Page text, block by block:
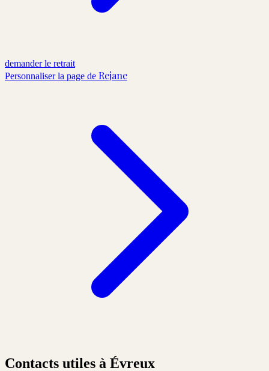
demander le retrait
Personnaliser la page de Rejane
Contacts utiles à Évreux